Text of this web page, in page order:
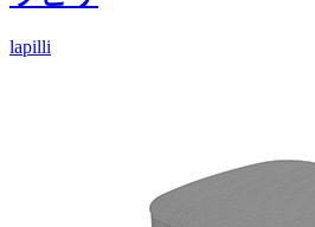
lapilli